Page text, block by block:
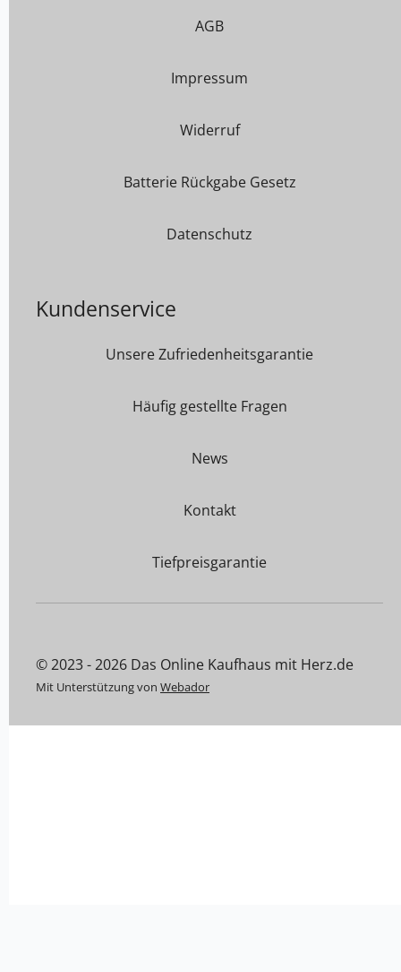
AGB
Impressum
Widerruf
Batterie Rückgabe Gesetz
Datenschutz
Kundenservice
Unsere Zufriedenheitsgarantie
Häufig gestellte Fragen
News
Kontakt
Tiefpreisgarantie
© 2023 - 2026 Das Online Kaufhaus mit Herz.de
Mit Unterstützung von Webador